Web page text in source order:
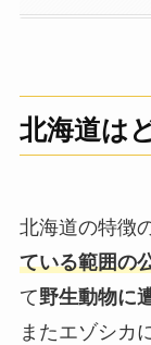
北海道は
北海道の特徴
ている範囲の
て野生動物に
またエゾシカ